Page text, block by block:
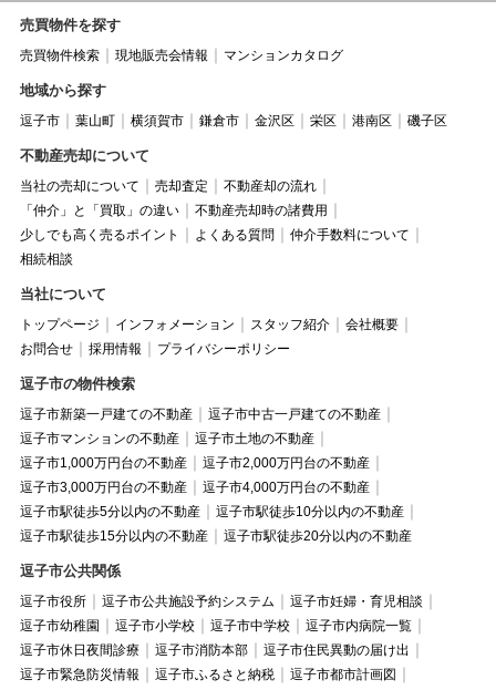
売買物件を探す
売買物件検索 現地販売会情報 マンションカタログ
地域から探す
逗子市 葉山町 横須賀市 鎌倉市 金沢区 栄区 港南区 磯子区
不動産売却について
当社の売却について 売却査定
不動産却の流れ
「仲介」と「買取」の違い
不動産売却時の諸費用
少しでも高く売るポイント
よくある質問
仲介手数料について
相続相談
当社について
トップページ インフォメーション スタッフ紹介
会社概要
お問合せ
採用情報 プライバシーポリシー
逗子市の物件検索
逗子市新築一戸建ての不動産
逗子市中古一戸建ての不動産
逗子市マンションの不動産
逗子市土地の不動産
逗子市1,000万円台の不動産
逗子市2,000万円台の不動産
逗子市3,000万円台の不動産
逗子市4,000万円台の不動産
逗子市駅徒歩5分以内の不動産
逗子市駅徒歩10分以内の不動産
逗子市駅徒歩15分以内の不動産
逗子市駅徒歩20分以内の不動産
逗子市公共関係
逗子市役所 逗子市公共施設予約システム
逗子市妊婦・育児相談
逗子市幼稚園
逗子市小学校 逗子市中学校
逗子市内病院一覧
逗子市休日夜間診療
逗子市消防本部
逗子市住民異動の届け出
逗子市緊急防災情報
逗子市ふるさと納税
逗子市都市計画図